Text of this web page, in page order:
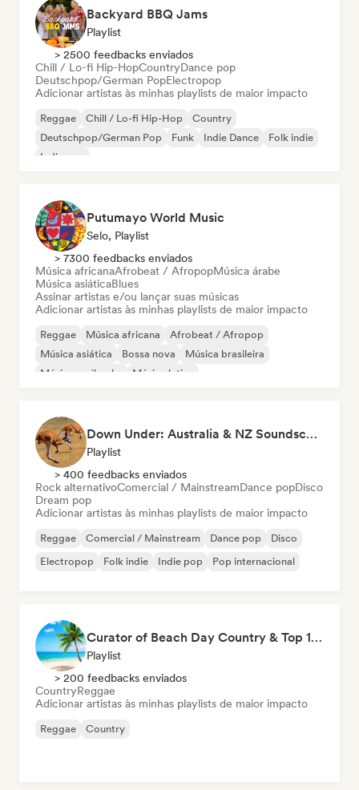
Backyard BBQ Jams
Playlist
> 2500 feedbacks enviados
Chill / Lo-fi Hip-HopCountryDance pop
Deutschpop/German PopElectropop
Adicionar artistas às minhas playlists de maior impacto
Reggae Chill / Lo-fi Hip-Hop
Country
Deutschpop/German Pop
Funk Indie Dance
Folk indie
Indie pop
Putumayo World Music
Selo, Playlist
> 7300 feedbacks enviados
Música africanaAfrobeat / AfropopMúsica árabe
Música asiáticaBlues
Assinar artistas e/ou lançar suas músicas
Adicionar artistas às minhas playlists de maior impacto
Reggae Música africana
Afrobeat / Afropop
Música asiática
Bossa nova
Música brasileira
Música caribenha
Música latina
Down Under: Australia & NZ Soundscape
Playlist
> 400 feedbacks enviados
Rock alternativoComercial / MainstreamDance popDisco
Dream pop
Adicionar artistas às minhas playlists de maior impacto
Reggae Comercial / Mainstream Dance pop
Disco
Electropop
Folk indie Indie pop Pop internacional
Curator of Beach Day Country & Top 100 Best of Reggae
Playlist
> 200 feedbacks enviados
CountryReggae
Adicionar artistas às minhas playlists de maior impacto
Reggae Country